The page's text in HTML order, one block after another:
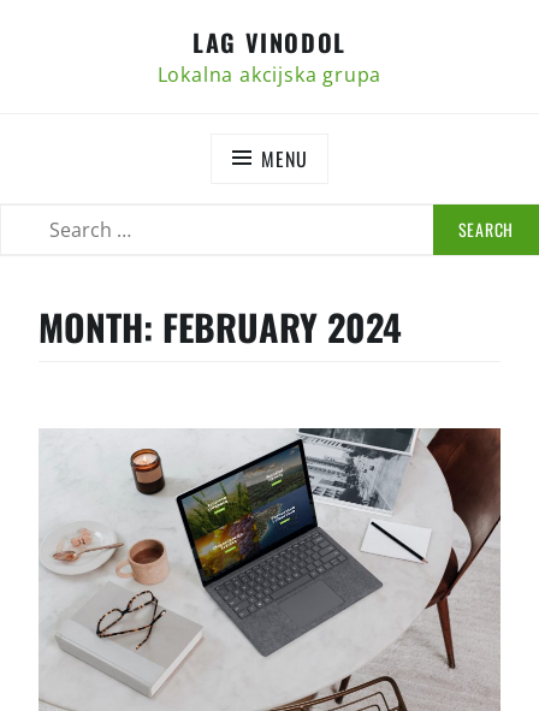
LAG VINODOL
Lokalna akcijska grupa
MENU
MONTH: FEBRUARY 2024